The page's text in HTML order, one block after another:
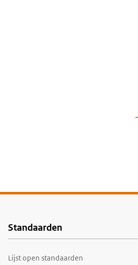
Voet
Standaarden
Lijst open standaarden